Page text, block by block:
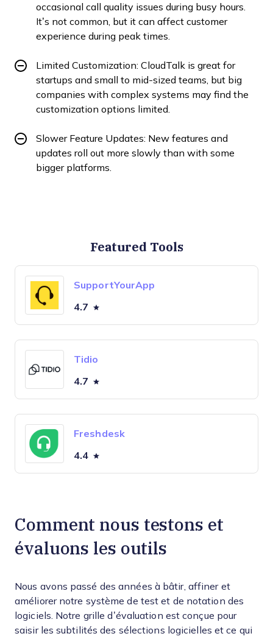
occasional call quality issues during busy hours.
It’s not common, but it can affect customer
experience during peak times.
Limited Customization: CloudTalk is great for
startups and small to mid-sized teams, but big
companies with complex systems may find the
customization options limited.
Slower Feature Updates: New features and
updates roll out more slowly than with some
bigger platforms.
Featured Tools
SupportYourApp
4.7
Tidio
4.7
Freshdesk
4.4
Comment nous testons et
évaluons les outils
Nous avons passé des années à bâtir, affiner et
améliorer notre système de test et de notation des
logiciels. Notre grille d’évaluation est conçue pour
saisir les subtilités des sélections logicielles et ce qui